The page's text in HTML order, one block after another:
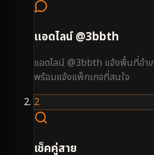
แอดไลน์ @3bbth
แอดไลน์ @3bbth แจ้งพื้นที่อำ
พร้อมแจ้งแพ็กเกจที่สนใจ
2
เช็คคู่สาย